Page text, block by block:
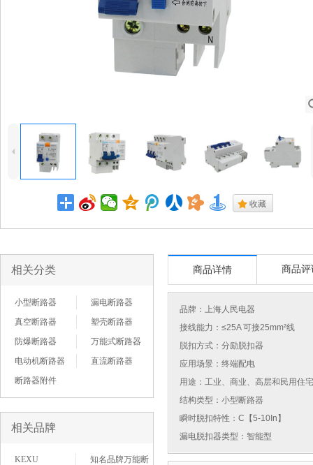
4
. 收藏
相关分类
小型断路器
漏电断路器
真空断路器
塑壳断路器
防爆断路器
万能式断路器
电动机断路器
直流断路器
断路器附件
相关品牌
KEXU
知名品牌万能断
商品详情 商品评
品牌： 上海人民电器
接线能力：≤25A 可接25mm²线
脱扣方式：分励脱扣器
应用场景：终端配电
用途：工业、商业、高层和民用住
结构类型：小型断路器
瞬时脱扣特性：C【5-10In】
漏电脱扣器类型：智能型